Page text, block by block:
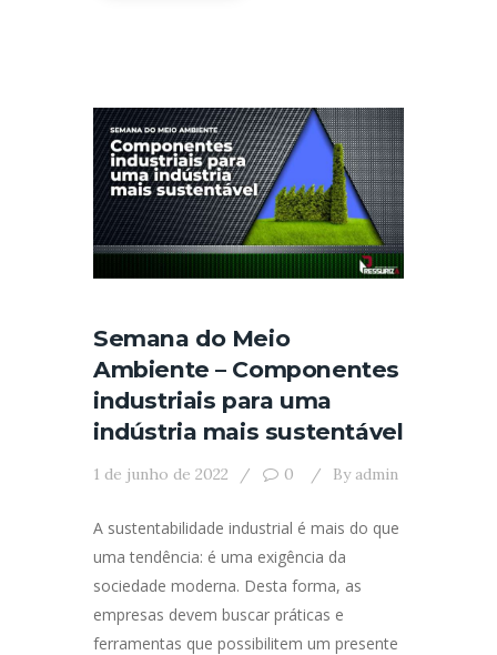
Semana do Meio
Ambiente – Componentes
industriais para uma
indústria mais sustentável
1 de junho de 2022 0 By admin
A sustentabilidade industrial é mais do que
uma tendência: é uma exigência da
sociedade moderna. Desta forma, as
empresas devem buscar práticas e
ferramentas que possibilitem um presente